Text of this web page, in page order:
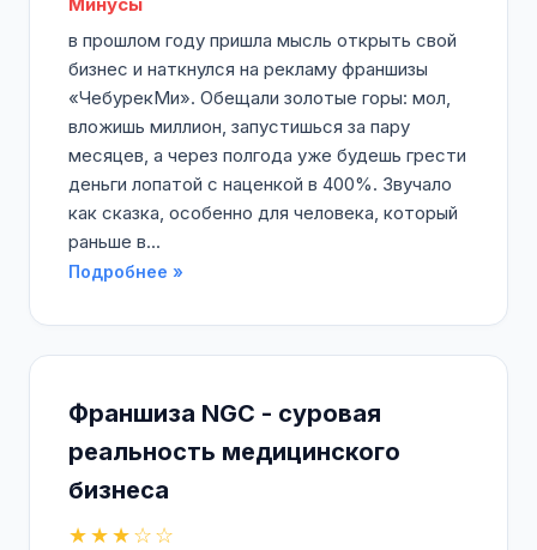
в прошлом году пришла мысль открыть свой
бизнес и наткнулся на рекламу франшизы
«ЧебурекМи». Обещали золотые горы: мол,
вложишь миллион, запустишься за пару
месяцев, а через полгода уже будешь грести
деньги лопатой с наценкой в 400%. Звучало
как сказка, особенно для человека, который
раньше в...
Подробнее »
Франшиза NGC - суровая
реальность медицинского
бизнеса
★★★☆☆